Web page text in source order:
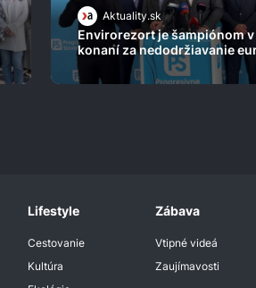
Aktuality.sk
Envirorezort je šampiónom
konaní za nedodržiavanie
legislatívy. Koledujeme si o
Michal Wiezik
Lifestyle
Cestovanie
Kultúra
Zábava
Vtipné videá
Zaujímavosti